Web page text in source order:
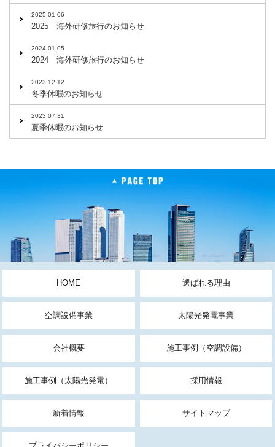
2025.01.06
2025 海外研修旅行のお知らせ
2024.01.05
2024 海外研修旅行のお知らせ
2023.12.12
冬季休暇のお知らせ
2023.07.31
夏季休暇のお知らせ
HOME 選ばれる理由
空調設備事業 太陽光発電事業
会社概要 施工事例（空調設備）
施工事例（太陽光発電） 採用情報
新着情報 サイトマップ